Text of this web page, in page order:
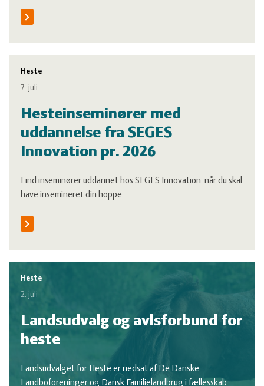
Heste
7. juli
Hesteinseminører med
uddannelse fra SEGES
Innovation pr. 2026
Find inseminører uddannet hos SEGES Innovation, når du skal
have insemineret din hoppe.
Heste
2. juli
Landsudvalg og avlsforbund for
heste
Landsudvalget for Heste er nedsat af De Danske
Landboforeninger og Dansk Familielandbrug i fællesskab